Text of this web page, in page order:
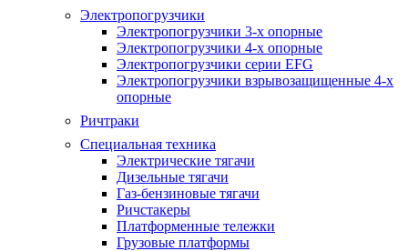
Электропогрузчики
Электропогрузчики 3-х опорные
Электропогрузчики 4-х опорные
Электропогрузчики серии EFG
Электропогрузчики взрывозащищенные 4-х
опорные
Ричтраки
Специальная техника
Электрические тягачи
Дизельные тягачи
Газ-бензиновые тягачи
Ричстакеры
Платформенные тележки
Грузовые платформы